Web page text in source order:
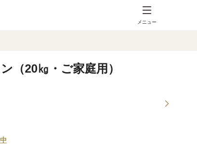
メニュー
（20㎏・ご家庭用）